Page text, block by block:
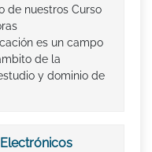
de nuestros Curso
es un campo
de la
y dominio de